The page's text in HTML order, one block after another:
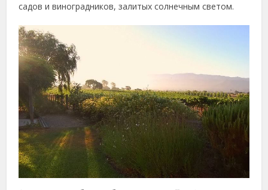
садов и виноградников, залитых солнечным светом.